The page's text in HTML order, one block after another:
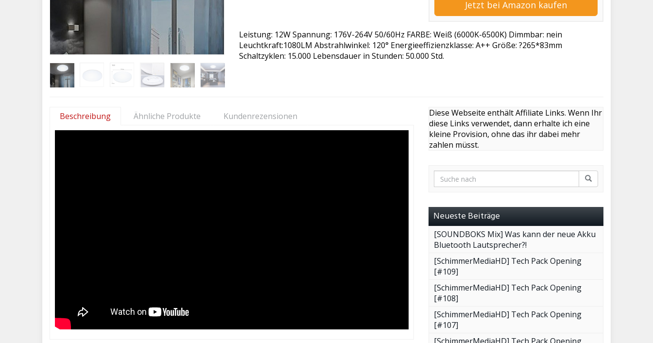
Jetzt bei Amazon kaufen
Leistung: 12W Spannung: 176V-264V 50/60Hz FARBE: Weiß (6000K-6500K) Dimmbar: nein
Leuchtkraft:1080LM Abstrahlwinkel: 120° Energieeffizienzklasse: A++ Größe: ?265*83mm
Schaltzyklen: 15.000 Lebensdauer in Stunden: 50.000 Std.
Beschreibung Ähnliche Produkte Kundenrezensionen
Diese Webseite enthält Affiliate Links. Wenn Ihr
diese Links verwendet, dann erhalte ich eine
kleine Provision, ohne das ihr dabei mehr
zahlen müsst.
Neueste Beiträge
[SOUNDBOKS Mix] Was kann der neue Akku
Bluetooth Lautsprecher?!
[SchimmerMediaHD] Tech Pack Opening
[#109]
[SchimmerMediaHD] Tech Pack Opening
[#108]
[SchimmerMediaHD] Tech Pack Opening
[#107]